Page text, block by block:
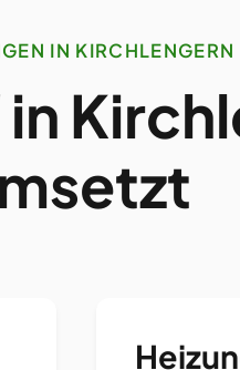
IN KIRCHLENGERN
in